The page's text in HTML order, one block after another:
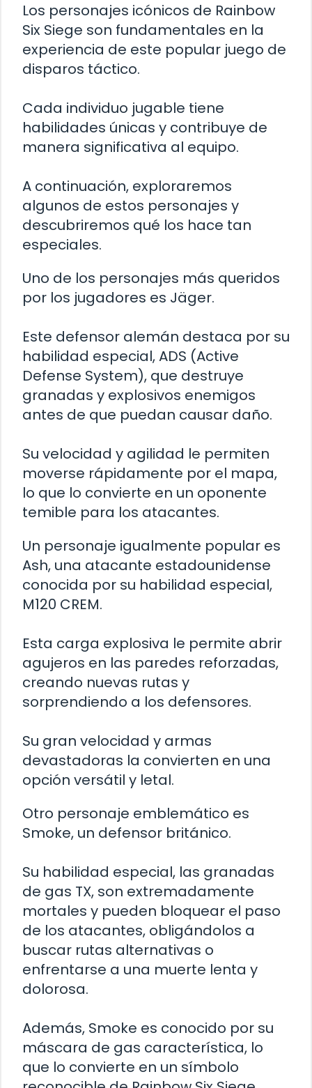
Los personajes icónicos de Rainbow
Six Siege son fundamentales en la
experiencia de este popular juego de
disparos táctico.
Cada individuo jugable tiene
habilidades únicas y contribuye de
manera significativa al equipo.
A continuación, exploraremos
algunos de estos personajes y
descubriremos qué los hace tan
especiales.
Uno de los personajes más queridos
por los jugadores es Jäger.
Este defensor alemán destaca por su
habilidad especial, ADS (Active
Defense System), que destruye
granadas y explosivos enemigos
antes de que puedan causar daño.
Su velocidad y agilidad le permiten
moverse rápidamente por el mapa,
lo que lo convierte en un oponente
temible para los atacantes.
Un personaje igualmente popular es
Ash, una atacante estadounidense
conocida por su habilidad especial,
M120 CREM.
Esta carga explosiva le permite abrir
agujeros en las paredes reforzadas,
creando nuevas rutas y
sorprendiendo a los defensores.
Su gran velocidad y armas
devastadoras la convierten en una
opción versátil y letal.
Otro personaje emblemático es
Smoke, un defensor británico.
Su habilidad especial, las granadas
de gas TX, son extremadamente
mortales y pueden bloquear el paso
de los atacantes, obligándolos a
buscar rutas alternativas o
enfrentarse a una muerte lenta y
dolorosa.
Además, Smoke es conocido por su
máscara de gas característica, lo
que lo convierte en un símbolo